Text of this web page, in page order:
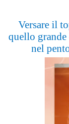
Versare il
quello
nel